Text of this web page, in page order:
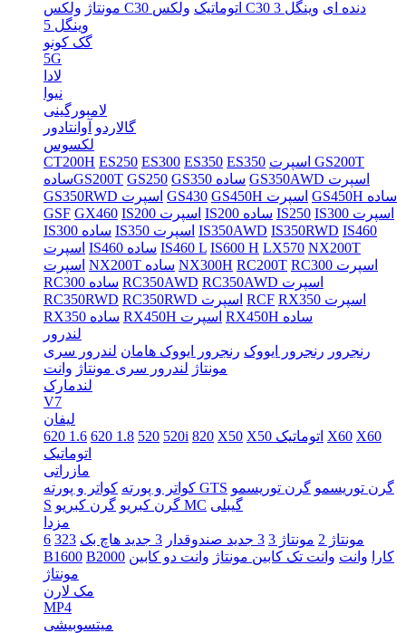
مونتاژ
ولکس C30 اتوماتیک ولکس C30 دنده ای وینگل 3
وینگل 5
گک کونو
5G
لادا
نیوا
لامبورگینی
گالاردو آوانتادور
لکسوس
CT200H ES250 ES300 ES350 ES350
اسپرت GS200T
سادهGS200T GS250 GS350 ساده
GS350AWD اسپرت
GS350RWD اسپرت GS430 GS450H اسپرت
GS450H ساده
GSF GX460 IS200 اسپرت IS200 ساده IS250
IS300 اسپرت
IS300 ساده
IS350 اسپرت IS350AWD IS350RWD IS460
اسپرت
IS460 ساده IS460 L IS600 H LX570 NX200T
اسپرت
NX200T ساده NX300H RC200T
RC300 اسپرت
RC300 ساده RC350AWD
RC350AWD اسپرت
RC350RWD
RC350RWD اسپرت RCF
RX350 اسپرت
RX350 ساده
RX450H اسپرت
RX450H ساده
لندرور
رنجرور رنجرور ایووک رنجرور ایووک هامان لندرور سری
مونتاژ لندرور سری مونتاژ وانت
لندمارک
V7
لیفان
620 1.6 620 1.8 520 520i 820 X50 X50 اتوماتیک X60 X60
اتوماتیک
مازراتی
کواتر و پورته کواتر و پورته GTS گرن توریسمو گرن توریسمو
S
گرن کبریو گرن کبریو MC گیبلی
مزدا
مونتاژ 2
مونتاژ 3 3 جدید صندوقدار 3 جدید هاچ بک 323
6
B1600 B2000 کارا وانت وانت تک کابین مونتاژ وانت دو کابین
مونتاژ
مک لارن
MP4
میتسوبیشی